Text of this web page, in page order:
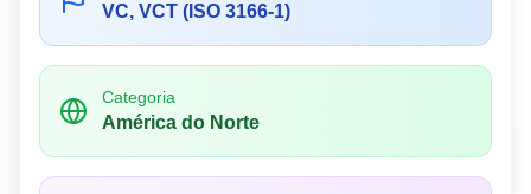
VC, VCT (ISO 3166-1)
Categoria
América do Norte